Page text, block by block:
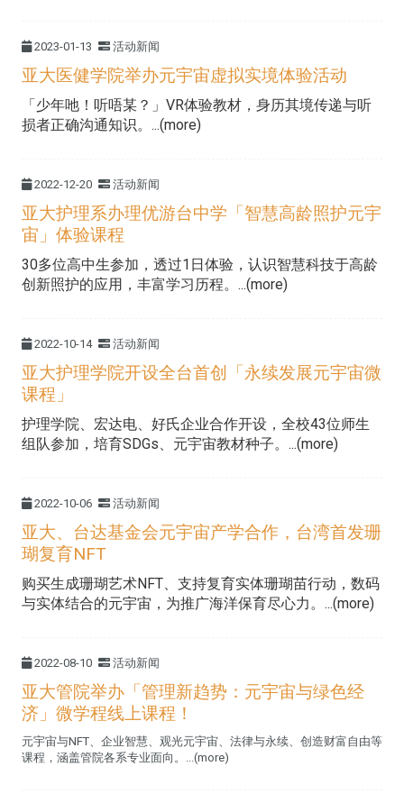
2023-01-13 活动新闻
亚大医健学院举办元宇宙虚拟实境体验活动
「少年吔！听唔某？」VR体验教材，身历其境传递与听
损者正确沟通知识。...(more)
2022-12-20 活动新闻
亚大护理系办理优游台中学「智慧高龄照护元宇
宙」体验课程
30多位高中生参加，透过1日体验，认识智慧科技于高龄
创新照护的应用，丰富学习历程。...(more)
2022-10-14 活动新闻
亚大护理学院开设全台首创「永续发展元宇宙微
课程」
护理学院、宏达电、好氏企业合作开设，全校43位师生
组队参加，培育SDGs、元宇宙教材种子。...(more)
2022-10-06 活动新闻
亚大、台达基金会元宇宙产学合作，台湾首发珊
瑚复育NFT
购买生成珊瑚艺术NFT、支持复育实体珊瑚苗行动，数码
与实体结合的元宇宙，为推广海洋保育尽心力。...(more)
2022-08-10 活动新闻
亚大管院举办「管理新趋势：元宇宙与绿色经
济」微学程线上课程！
元宇宙与NFT、企业智慧、观光元宇宙、法律与永续、创造财富自由等
课程，涵盖管院各系专业面向。...(more)